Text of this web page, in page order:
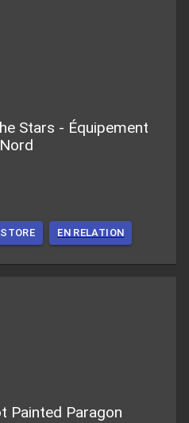
Stars - Équipement
EN RELATION
Painted Paragon